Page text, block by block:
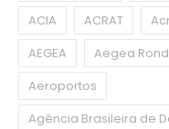
ACIA
ACRAT
AEGEA
Aegea
Aeroportos
Agência Brasileira de